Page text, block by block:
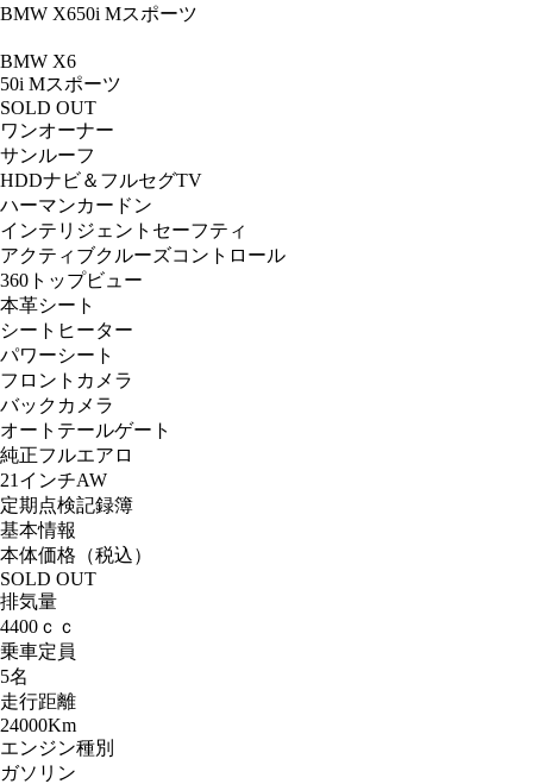
BMW X650i Mスポーツ
BMW X6
50i Mスポーツ
SOLD OUT
ワンオーナー
サンルーフ
HDDナビ＆フルセグTV
ハーマンカードン
インテリジェントセーフティ
アクティブクルーズコントロール
360トップビュー
本革シート
シートヒーター
パワーシート
フロントカメラ
バックカメラ
オートテールゲート
純正フルエアロ
21インチAW
定期点検記録簿
基本情報
本体価格（税込）
SOLD OUT
排気量
4400ｃｃ
乗車定員
5名
走行距離
24000Km
エンジン種別
ガソリン